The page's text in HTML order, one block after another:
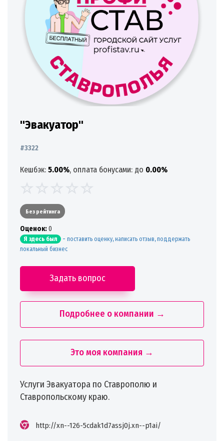
"Эвакуатор"
#3322
Кешбэк: 5.00%, оплата бонусами: до 0.00%
Без рейтинга
Oценок:0
Я здесь был - поставить оценку, написать отзыв, поддержать
локальный бизнес
Задать вопрос
Подробнее о компании →
Это моя компания →
Услуги Эвакуатора по Ставрополю и
Ставропольскому краю.
http://xn--126-5cdak1d7assj0j.xn--p1ai/